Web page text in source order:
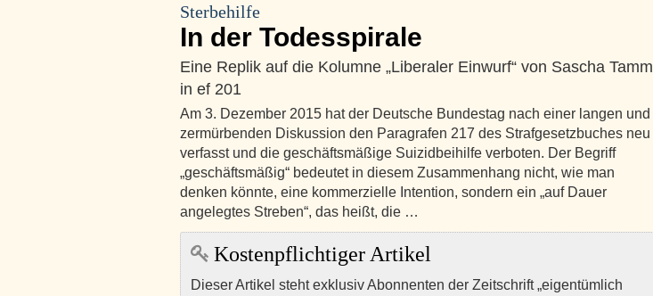
Sterbehilfe
In der Todesspirale
Eine Replik auf die Kolumne „Liberaler Einwurf“ von Sascha Tamm
in ef 201
Am 3. Dezember 2015 hat der Deutsche Bundestag nach einer langen und
zermürbenden Diskussion den Paragrafen 217 des Strafgesetzbuches neu
verfasst und die geschäftsmäßige Suizidbeihilfe verboten. Der Begriff
„geschäftsmäßig“ bedeutet in diesem Zusammenhang nicht, wie man
denken könnte, eine kommerzielle Intention, sondern ein „auf Dauer
angelegtes Streben“, das heißt, die …
Kostenpflichtiger Artikel
Dieser Artikel steht exklusiv Abonnenten der Zeitschrift „eigentümlich